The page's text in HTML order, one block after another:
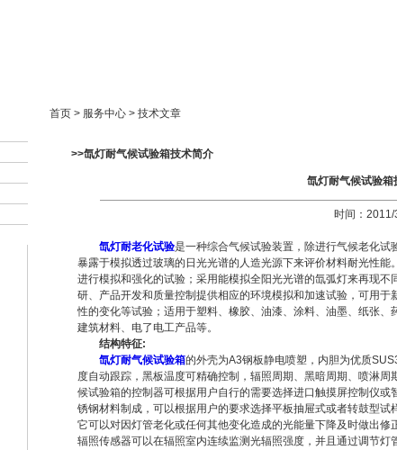
首页 > 服务中心 > 技术文章
>>氙灯耐气候试验箱技术简介
氙灯耐气候试验箱
时间：2011/
氙灯耐老化试验是一种综合气候试验装置，除进行气候老化
暴露于模拟透过玻璃的日光光谱的人造光源下来评价材料耐光性
进行模拟和强化的试验；采用能模拟全阳光光谱的氙弧灯来再现
研、产品开发和质量控制提供相应的环境模拟和加速试验，可用
性的变化等试验；适用于塑料、橡胶、油漆、涂料、油墨、纸张、
建筑材料、电了电工产品等。
结构特征:
氙灯耐气候试验箱的外壳为A3钢板静电喷塑，内胆为优质
度自动跟踪，黑板温度可精确控制，辐照周期、黑暗周期、喷淋
候试验箱的控制器可根据用户自行的需要选择进口触摸屏控制仪
锈钢材料制成，可以根据用户的要求选择平板抽屉式或者转鼓型
它可以对因灯管老化或任何其他变化造成的光能量下降及时做出修
辐照传感器可以在辐照室内连续监测光辐照强度，并且通过调节